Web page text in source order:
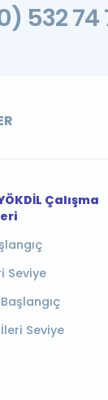
532 74
Çalışma
Seviye
Başlangıç
İleri Seviye